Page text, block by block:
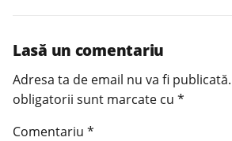
Lasă un comentariu
Adresa ta de email nu va fi publicată.
obligatorii sunt marcate cu *
Comentariu *